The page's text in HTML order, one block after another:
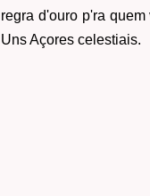
regra d'ouro p'ra
Uns Açores celestiais.